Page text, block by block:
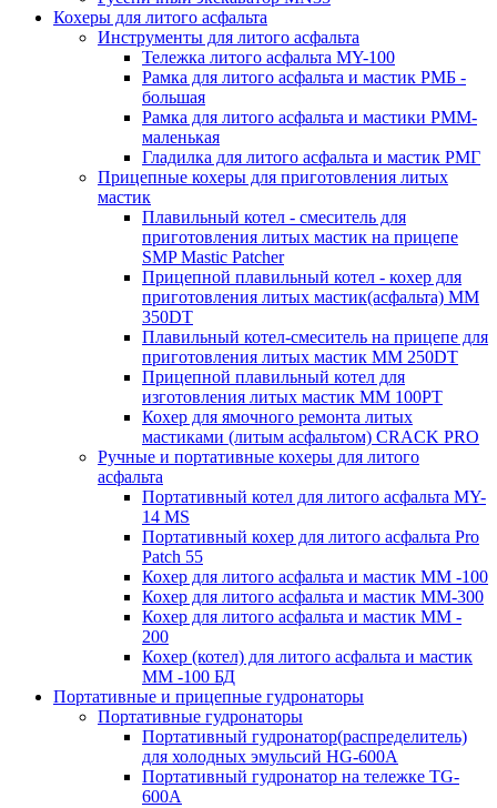
Кохеры для литого асфальта
Инструменты для литого асфальта
Тележка литого асфальта MY-100
Рамка для литого асфальта и мастик РМБ -
большая
Рамка для литого асфальта и мастики РММ-
маленькая
Гладилка для литого асфальта и мастик РМГ
Прицепные кохеры для приготовления литых
мастик
Плавильный котел - смеситель для
приготовления литых мастик на прицепе
SMP Mastic Patcher
Прицепной плавильный котел - кохер для
приготовления литых мастик(асфальта) MM
350DT
Плавильный котел-смеситель на прицепе для
приготовления литых мастик MM 250DT
Прицепной плавильный котел для
изготовления литых мастик MM 100PT
Кохер для ямочного ремонта литых
мастиками (литым асфальтом) CRACK PRO
Ручные и портативные кохеры для литого
асфальта
Портативный котел для литого асфальта MY-
14 MS
Портативный кохер для литого асфальта Pro
Patch 55
Кохер для литого асфальта и мастик MM -100
Кохер для литого асфальта и мастик MM-300
Кохер для литого асфальта и мастик MM -
200
Кохер (котел) для литого асфальта и мастик
MM -100 БД
Портативные и прицепные гудронаторы
Портативные гудронаторы
Портативный гудронатор(распределитель)
для холодных эмульсий HG-600A
Портативный гудронатор на тележке TG-
600A